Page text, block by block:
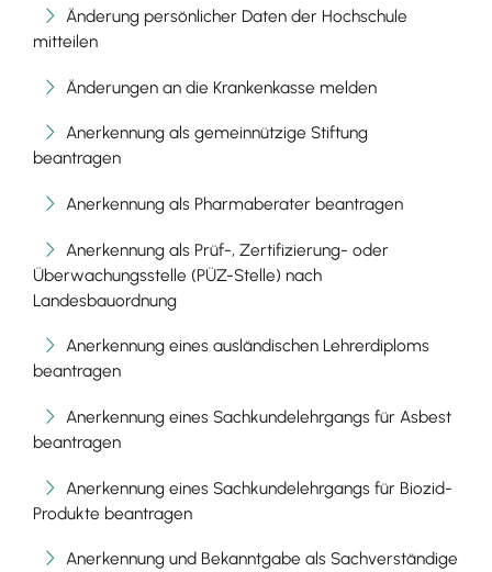
Änderung persönlicher Daten der Hochschule
mitteilen
Änderungen an die Krankenkasse melden
Anerkennung als gemeinnützige Stiftung
beantragen
Anerkennung als Pharmaberater beantragen
Anerkennung als Prüf-, Zertifizierung- oder
Überwachungsstelle (PÜZ-Stelle) nach
Landesbauordnung
Anerkennung eines ausländischen Lehrerdiploms
beantragen
Anerkennung eines Sachkundelehrgangs für Asbest
beantragen
Anerkennung eines Sachkundelehrgangs für Biozid-
Produkte beantragen
Anerkennung und Bekanntgabe als Sachverständige